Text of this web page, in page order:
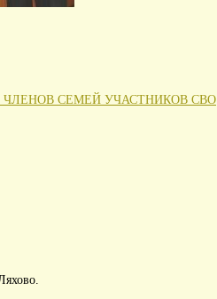
СЕМЕЙ УЧАСТНИКОВ СВО